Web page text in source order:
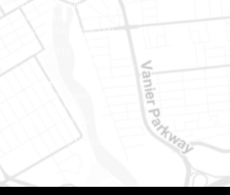
400-1420, place Blair Towers
Ottawa (Ontario) K1J 9L8
(Adjacent à l’autoroute 174)
Téléphone : 613-745-8387
Est ontarien
888, rue Notre-Dame
Case postale 101
Embrun (Ontario) K0A 1W1
Téléphone : 613-745-8387